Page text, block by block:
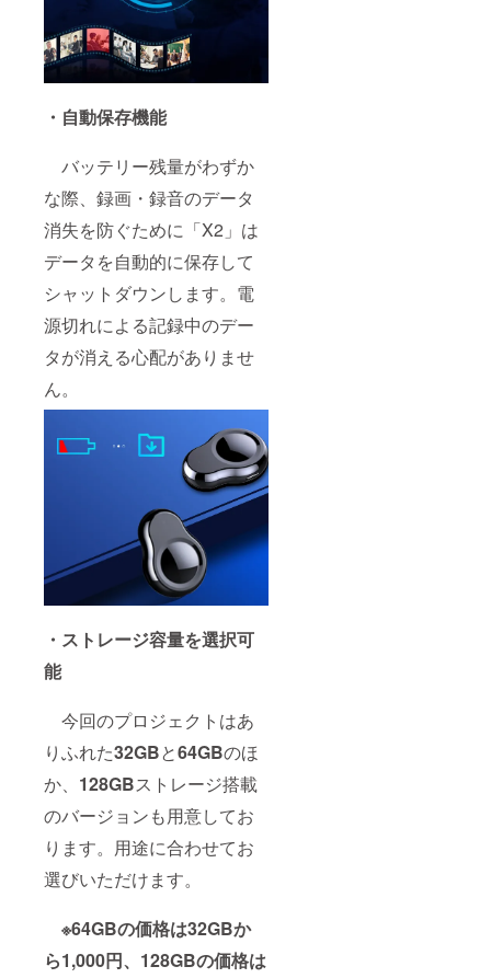
・自動保存機能
バッテリー残量がわずか
な際、録画・録音のデータ
消失を防ぐために「X2」は
データを自動的に保存して
シャットダウンします。電
源切れによる記録中のデー
タが消える心配がありませ
ん。
・ストレージ容量を選択可
能
今回のプロジェクトはあ
りふれた32GBと64GBのほ
か、 128GBストレージ搭載
のバージョンも用意してお
ります。用途に合わせてお
選びいただけます。
※64GBの価格は32GBか
ら1,000円、128GBの価格は